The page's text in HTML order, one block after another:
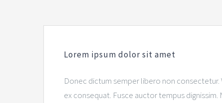
Lorem ipsum dolor sit amet
Donec dictum semper libero non
ex consequat. Fusce auctor tempus